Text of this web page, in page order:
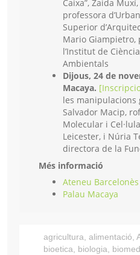
Caixa”, Zaida
professora
Superior
Mario Giampietro,
l’Institut de
Ambientals
Dijous, 24 de
Macaya.
les manipulacions
Salvador Macip,
Molecular i
Leicester, i Núria
directora de la
Més informació
Ateneu Barcelonès
Palau Macaya
agricultura, alimentació,
bioetica, biologia,